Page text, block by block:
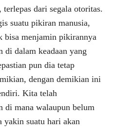
dari segala otoritas.
suatu pikiran manusia,
bisa menjamin pikirannya
di dalam keadaan yang
pun dia tetap
dengan demikian ini
Kita telah
di mana walaupun belum
yakin suatu hari akan